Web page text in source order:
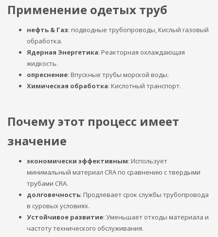
Применение одетых труб
нефть & Газ: подводные трубопроводы, Кислый газовый
обработка.
Ядерная Энергетика: Реакторная охлаждающая
жидкость.
опреснение: Впускные трубы морской воды.
Химическая обработка: Кислотный транспорт.
Почему этот процесс имеет
значение
экономически эффективным: Использует
минимальный материал CRA по сравнению с твердыми
трубами CRA.
долговечность: Продлевает срок службы трубопровода
в суровых условиях.
Устойчивое развитие: Уменьшает отходы материала и
частоту технического обслуживания.